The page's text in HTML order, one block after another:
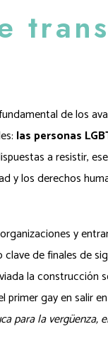
de los
las personas
a resistir,
y los derechos
y
de finales de
la construcción
primer gay en salir
para la